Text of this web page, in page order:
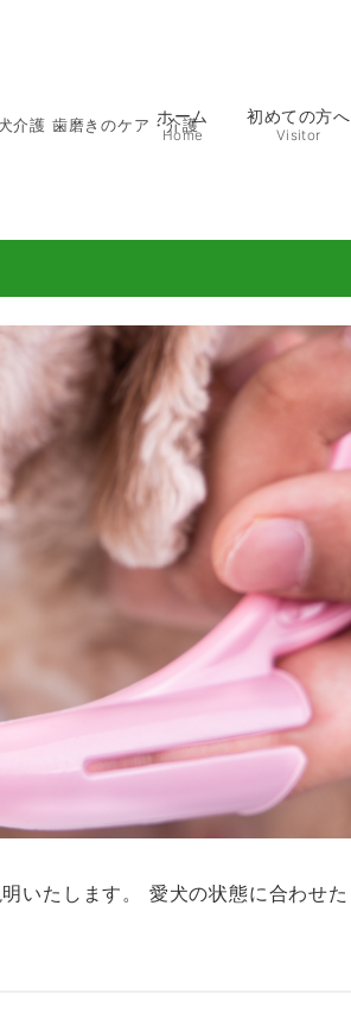
ホーム
Home
初めての方へ
Visitor
介護 歯磨きのケア・介護
いたします。 愛犬の状態に合わせた